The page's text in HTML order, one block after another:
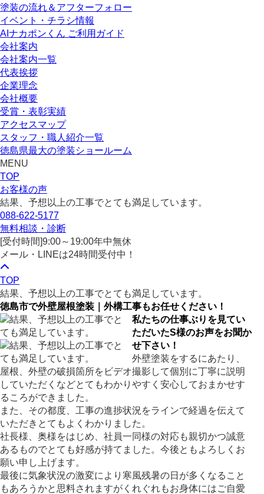
塗装の流れ＆アフターフォロー
イベント・チラシ情報
AIナカポンくん ご利用ガイド
会社案内
会社案内一覧
代表挨拶
企業理念
会社概要
受賞・表彰実績
アクセスマップ
スタッフ・職人紹介一覧
徳島県最大の塗装ショールーム
MENU
TOP
お客様の声
結果、予想以上の工事でとても満足しています。
088-622-5177
無料相談・診断
[受付時間]9:00～19:00年中無休
メール・LINEは24時間受付中！
TOP
結果、予想以上の工事でとても満足しています。
徳島市で外壁屋根塗装｜外構工事もお任せください！
私たちの仕事ぶりを見てい
ただいたS様のお声をお聞か
せ下さい！
外壁塗装をするにあたり、
屋根、外壁の破損箇所をビデオ撮影して個別に丁寧に説明
していただくなどとてもわかりやすく安心しておまかせす
るころができました。
また、その都度、工事の進捗状況をラインで経過を伝えて
いただきとてもよくわかりました。
社長様、奥様をはじめ、社員一同様の対応も親切かつ誠意
あるものでとても好感が持てました。今後ともよろしくお
願い申し上げます。
最後に気象状況の激変により寒風残暑の日が多くなること
もあろうかと思料されますがくれぐれもお身体にはご自愛